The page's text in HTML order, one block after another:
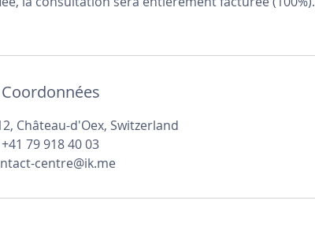
Coordonnées
Château-d'Oex, Switzerland
+41 79 918 40 03
centre@ik.me